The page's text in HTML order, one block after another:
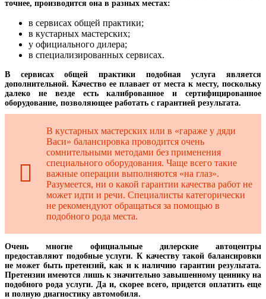
точнее, производится она в разных местах:
в сервисах общей практики;
в кустарных мастерских;
у официального дилера;
в специализированных сервисах.
В сервисах общей практики подобная услуга является
дополнительной. Качество ее плавает от места к месту, поскольку
далеко не везде есть калиброванное и сертифицированное
оборудование, позволяющее работать с гарантией результата.
В кустарных мастерских или в «гараже у дяди
Васи» балансировка проводится очень
сомнительными методами без применения
специального оборудования. Чаще всего такие
важные операции выполняются «на глаз».
Разумеется, ни о какой гарантии качества работ не
может идти и речи. Специалисты категорически
не рекомендуют обращаться за помощью в
подобного рода места.
Очень многие официальные дилерские автоцентры
предоставляют подобные услуги. К качеству такой балансировки
не может быть претензий, как и к наличию гарантии результата.
Претензии имеются лишь к значительно завышенному ценнику на
подобного рода услуги. Да и, скорее всего, придется оплатить еще
и полную диагностику автомобиля.